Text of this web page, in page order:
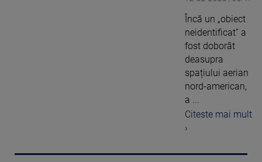
Încă un „obiect
neidentificat” a
fost doborât
deasupra
spațiului aerian
nord-american,
a ...
Citeste mai mult
›